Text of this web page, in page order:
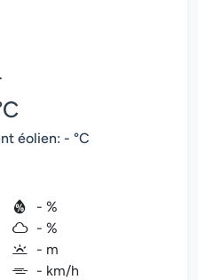
éolien: - °C
- %
- %
- m
- km/h